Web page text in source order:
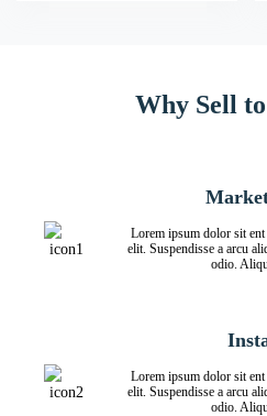
Why Sell
Lorem ipsum dolor sit ent
elit. Suspendisse a arcu
odio.
Lorem ipsum dolor sit ent
elit. Suspendisse a arcu
odio.